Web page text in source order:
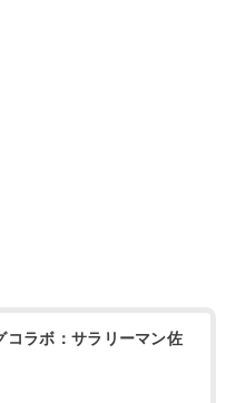
コラボ：サラリーマン佐